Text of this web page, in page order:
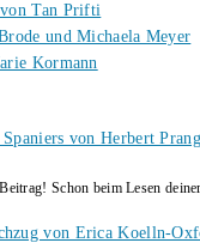
von Tan Prifti
und Michaela Meyer
Kormann
Spaniers von Herbert
Schon beim Lesen
von Erica Koelln-